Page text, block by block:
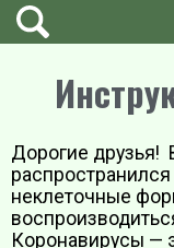
Дорогие друзья!
неклеточные
Коронавирусы —